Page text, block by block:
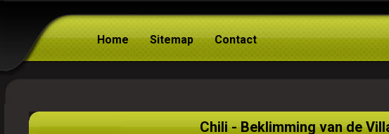
Home Sitemap Contact
Chili - Beklimming van de